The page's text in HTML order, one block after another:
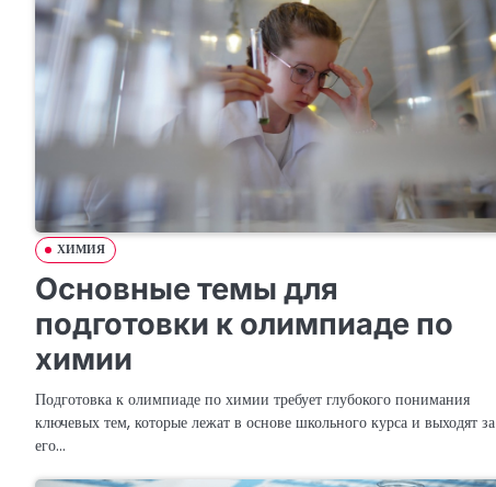
ХИМИЯ
Основные темы для
подготовки к олимпиаде по
химии
Подготовка к олимпиаде по химии требует глубокого понимания
ключевых тем, которые лежат в основе школьного курса и выходят за
его…